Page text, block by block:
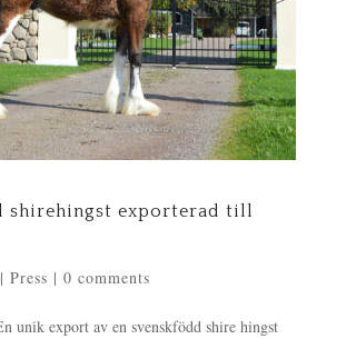
shirehingst exporterad till
| Press | 0 comments
unik export av en svenskfödd shire hingst